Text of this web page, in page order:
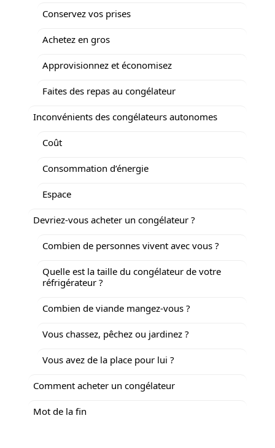
Conservez vos prises
Achetez en gros
Approvisionnez et économisez
Faites des repas au congélateur
Inconvénients des congélateurs autonomes
Coût
Consommation d’énergie
Espace
Devriez-vous acheter un congélateur ?
Combien de personnes vivent avec vous ?
Quelle est la taille du congélateur de votre
réfrigérateur ?
Combien de viande mangez-vous ?
Vous chassez, pêchez ou jardinez ?
Vous avez de la place pour lui ?
Comment acheter un congélateur
Mot de la fin